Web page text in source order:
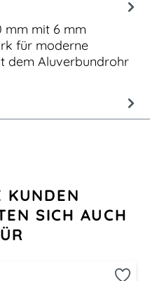
mm mit 6 mm
für moderne
dem Aluverbundrohr
KUNDEN
SICH AUCH